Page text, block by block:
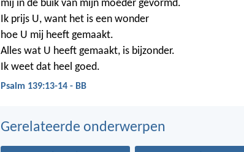
mij in de buik van mijn moeder gevormd.
Ik prijs U, want het is een wonder
hoe U mij heeft gemaakt.
Alles wat U heeft gemaakt, is bijzonder.
Ik weet dat heel goed.
Psalm 139:13-14 - BB
Gerelateerde onderwerpen